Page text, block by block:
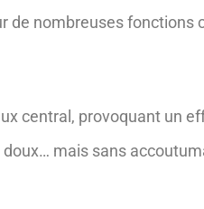
de nombreuses fonctions
central, provoquant un
mais sans